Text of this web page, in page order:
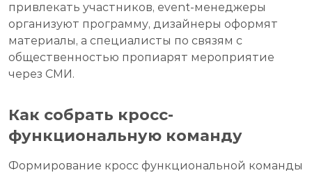
привлекать участников, event-менеджеры
организуют программу, дизайнеры оформят
материалы, а специалисты по связям с
общественностью пропиарят мероприятие
через СМИ.
Как собрать кросс-
функциональную команду
Формирование кросс функциональной команды